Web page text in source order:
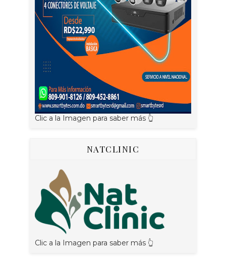
Clic a la Imagen para saber más 👆
NATCLINIC
Clic a la Imagen para saber más 👆